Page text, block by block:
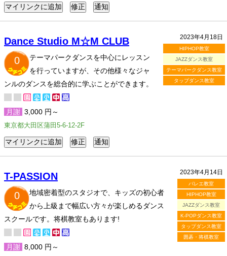
2023年4月18日
HIPHOP教室
JAZZダンス教室
テーマパークダンス教室
タップダンス教室
Dance Studio M☆M CLUB
0
テーマパークダンスを中心にレッスン
を行っていますが、その他様々なジャ
ンルのダンスを総合的に学ぶことができます。
月謝 3,000 円～
東京都大田区蒲田5-6-12-2F
2023年4月14日
バレエ教室
HIPHOP教室
JAZZダンス教室
K-POPダンス教室
タップダンス教室
囲碁・将棋教室
T-PASSION
0
地域密着型のスタジオで、キッズの初心者
から上級まで幅広い方々が楽しめるダンス
スクールです。将棋教室もあります!
月謝 8,000 円～